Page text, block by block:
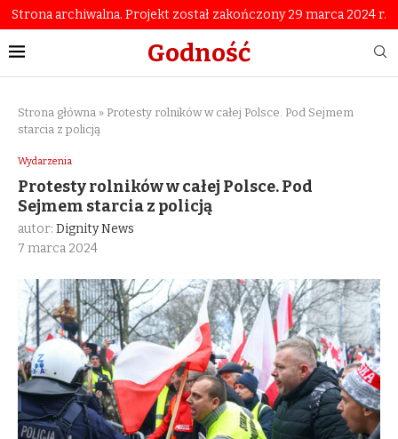
Strona archiwalna. Projekt został zakończony 29 marca 2024 r.
Godność
Strona główna » Protesty rolników w całej Polsce. Pod Sejmem
starcia z policją
Wydarzenia
Protesty rolników w całej Polsce. Pod
Sejmem starcia z policją
autor: Dignity News
7 marca 2024